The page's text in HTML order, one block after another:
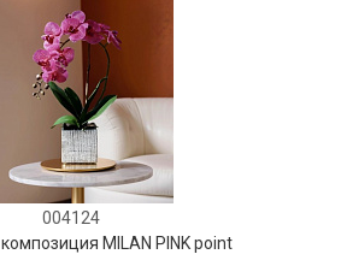
004124
MILAN PINK point